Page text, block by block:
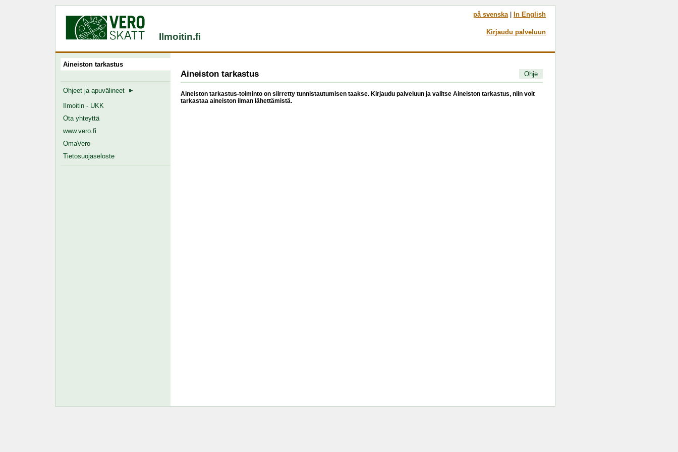
Ilmoitin.fi
på svenska| In English
Kirjaudu palveluun
Aineiston tarkastus
Ohjeet ja apuvälineet
Ilmoitin - UKK
Ota yhteyttä
www.vero.fi
OmaVero
Tietosuojaseloste
Aineiston tarkastus Ohje
Aineiston tarkastus-toiminto on siirretty tunnistautumisen taakse. Kirjaudu palveluun ja valitse Aineiston tarkastus, niin voit
tarkastaa aineiston ilman lähettämistä.